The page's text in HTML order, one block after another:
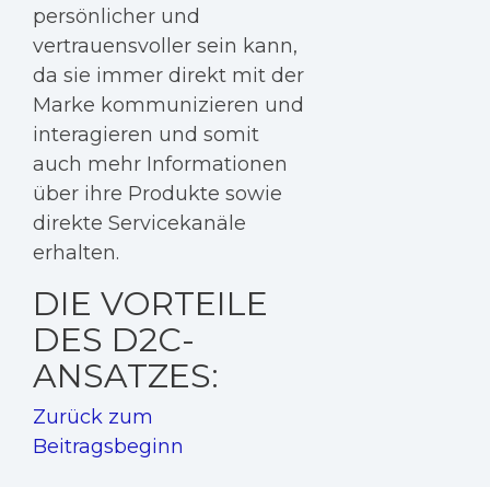
persönlicher und
vertrauensvoller sein kann,
da sie immer direkt mit der
Marke kommunizieren und
interagieren und somit
auch mehr Informationen
über ihre Produkte sowie
direkte Servicekanäle
erhalten.
DIE VORTEILE
DES D2C-
ANSATZES:
Zurück zum
Beitragsbeginn